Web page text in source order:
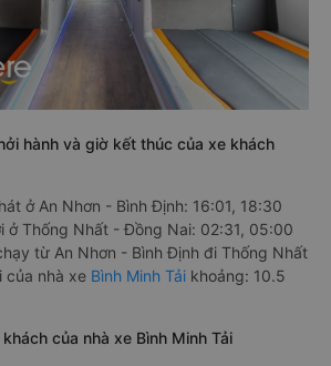
hành và giờ kết thúc của xe khách
ở An Nhơn - Bình Định: 16:01, 18:30
ở Thống Nhất - Đồng Nai: 02:31, 05:00
từ An Nhơn - Bình Định đi Thống Nhất
của nhà xe Bình Minh Tải khoảng: 10.5
của nhà xe Bình Minh Tải